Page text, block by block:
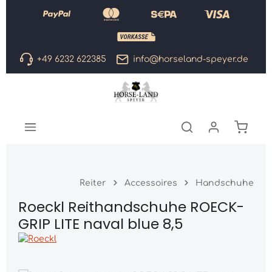
Zum Hauptinhalt springen
+49 6232 622385 info@horseland-speyer.de
Reiter Accessoires Handschuhe
Roeckl Reithandschuhe ROECK-
GRIP LITE naval blue 8,5